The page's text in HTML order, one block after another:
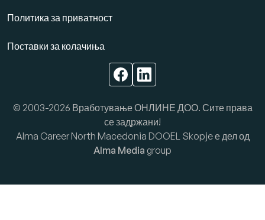
Политика за приватност
Поставки за колачиња
© 2003-2026 Вработување ОНЛИНЕ ДОО. Сите права
се задржани!
Alma Career North Macedonia DOOEL Skopje е дел од
Alma Media group